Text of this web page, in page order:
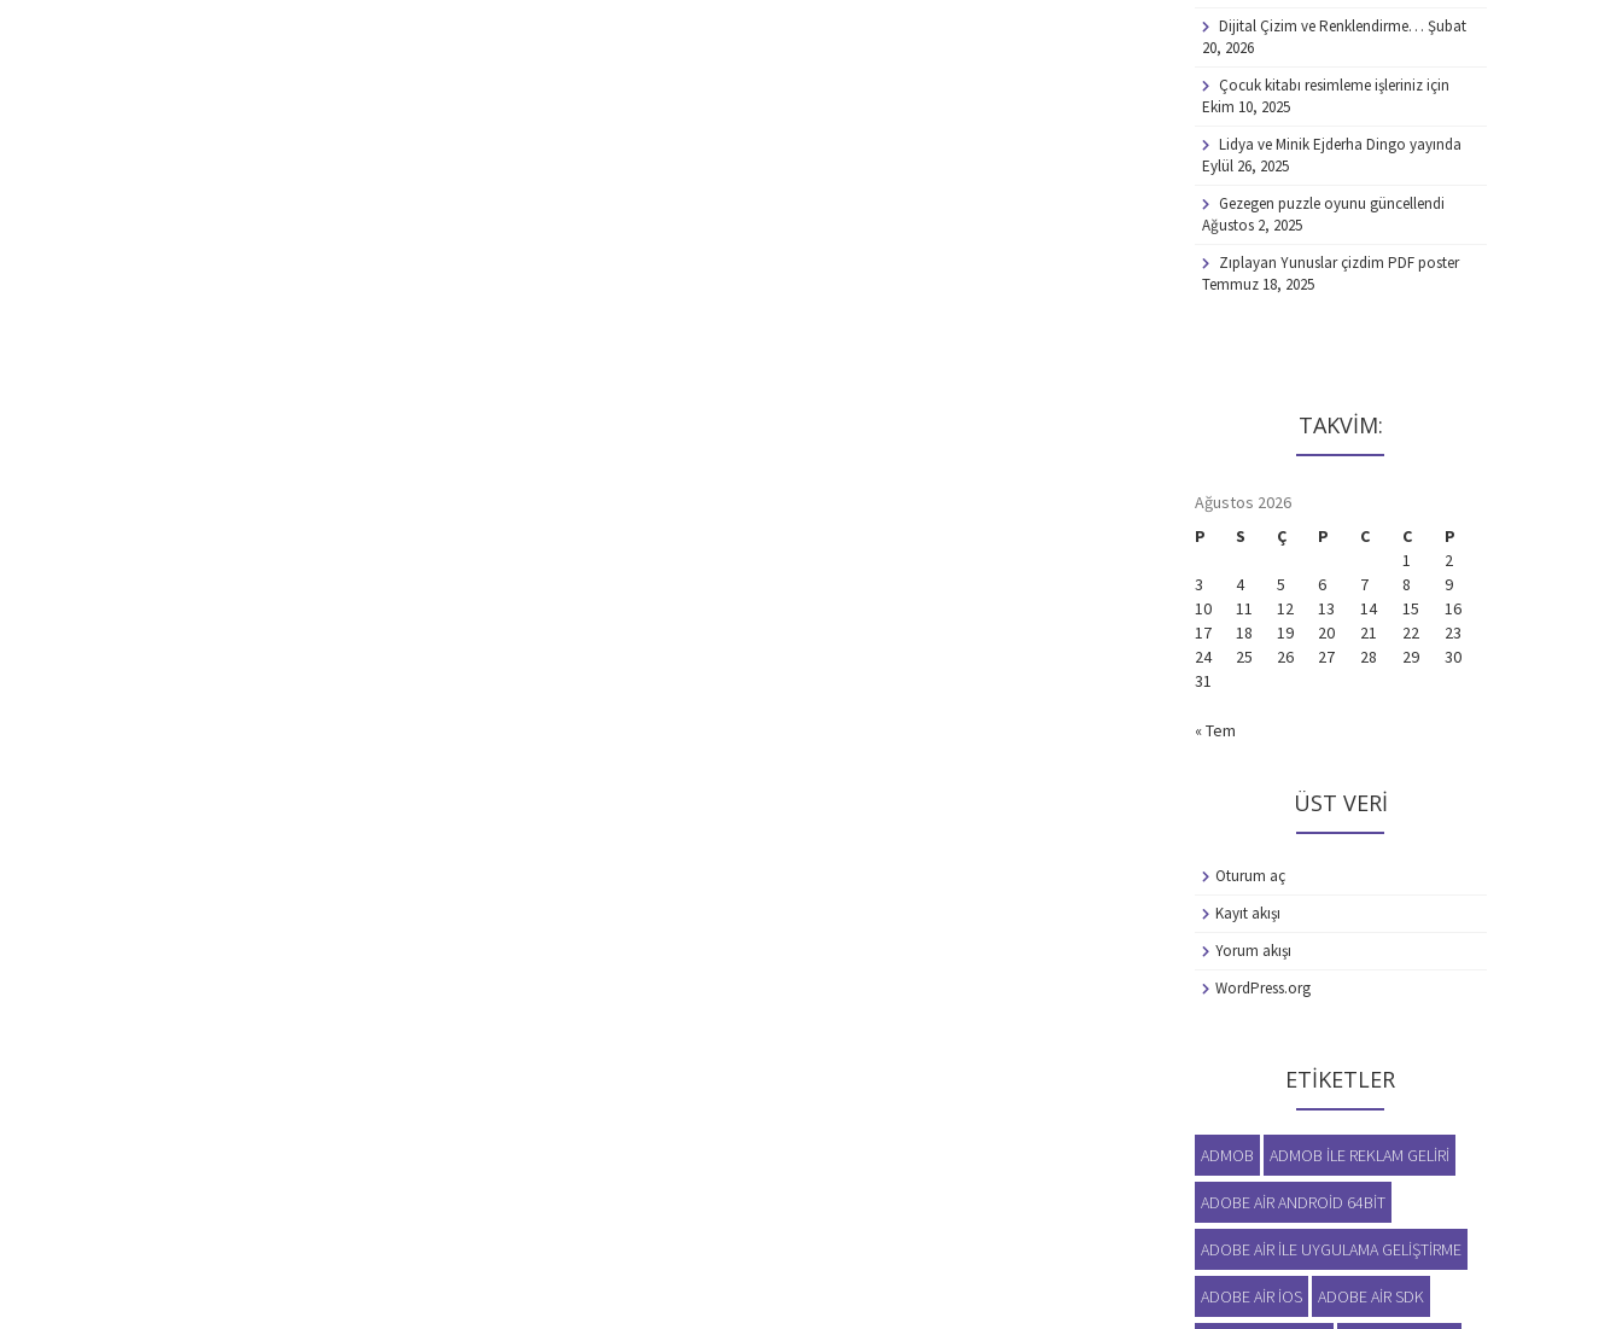
Dijital Çizim ve Renklendirme… Şubat
20, 2026
Çocuk kitabı resimleme işleriniz için
Ekim 10, 2025
Lidya ve Minik Ejderha Dingo yayında
Eylül 26, 2025
Gezegen puzzle oyunu güncellendi
Ağustos 2, 2025
Zıplayan Yunuslar çizdim PDF poster
Temmuz 18, 2025
TAKVİM:
Ağustos 2026
P
S Ç P C C
P
1
2
3
4 5 6 7 8
9
10
11 12 13 14 15
16
17
18 19 20 21 22
23
24
25 26 27 28 29
30
31
« Tem
ÜST VERI
Oturum aç
Kayıt akışı
Yorum akışı
WordPress.org
ETIKETLER
ADMOB ADMOB ILE REKLAM GELIRI
ADOBE AIR ANDROID 64BIT
ADOBE AIR ILE UYGULAMA GELIŞTIRME
ADOBE AIR IOS ADOBE AIR SDK